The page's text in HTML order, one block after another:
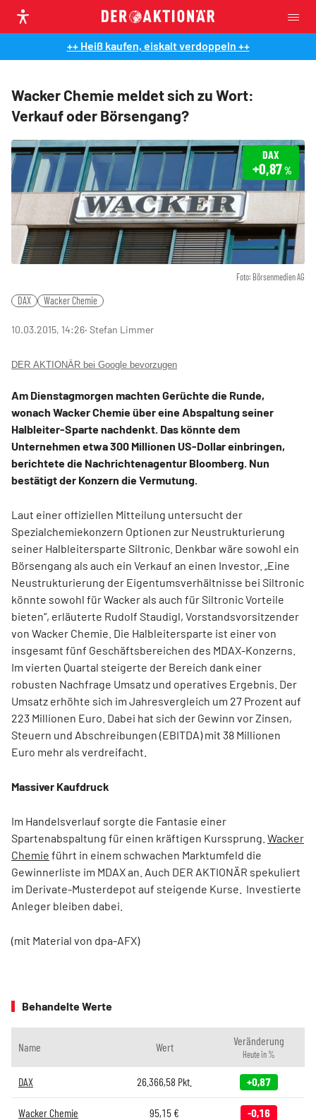
++ Heiß kaufen, eiskalt verdoppeln ++
Wacker Chemie meldet sich zu Wort:
Verkauf oder Börsengang?
Foto: Börsenmedien AG
DAX
+0,87%
DAX Wacker Chemie
10.03.2015, 14:26‧ Stefan Limmer
DER AKTIONÄR bei Google bevorzugen
Am Dienstagmorgen machten Gerüchte die Runde,
wonach Wacker Chemie über eine Abspaltung seiner
Halbleiter-Sparte nachdenkt. Das könnte dem
Unternehmen etwa 300 Millionen US-Dollar einbringen,
berichtete die Nachrichtenagentur Bloomberg. Nun
bestätigt der Konzern die Vermutung.
Laut einer offiziellen Mitteilung untersucht der
Spezialchemiekonzern Optionen zur Neustrukturierung
seiner Halbleitersparte Siltronic. Denkbar wäre sowohl ein
Börsengang als auch ein Verkauf an einen Investor. „Eine
Neustrukturierung der Eigentumsverhältnisse bei Siltronic
könnte sowohl für Wacker als auch für Siltronic Vorteile
bieten“, erläuterte Rudolf Staudigl, Vorstandsvorsitzender
von Wacker Chemie. Die Halbleitersparte ist einer von
insgesamt fünf Geschäftsbereichen des MDAX-Konzerns.
Im vierten Quartal steigerte der Bereich dank einer
robusten Nachfrage Umsatz und operatives Ergebnis. Der
Umsatz erhöhte sich im Jahresvergleich um 27 Prozent auf
223 Millionen Euro. Dabei hat sich der Gewinn vor Zinsen,
Steuern und Abschreibungen (EBITDA) mit 38 Millionen
Euro mehr als verdreifacht.
Massiver Kaufdruck
Im Handelsverlauf sorgte die Fantasie einer
Spartenabspaltung für einen kräftigen Kurssprung. Wacker
Chemie führt in einem schwachen Marktumfeld die
Gewinnerliste im MDAX an. Auch DER AKTIONÄR spekuliert
im Derivate-Musterdepot auf steigende Kurse. Investierte
Anleger bleiben dabei.
(mit Material von dpa-AFX)
Behandelte Werte
Name Wert Veränderung
Heute in %
DAX 26.366,58 Pkt. +0,87
Wacker Chemie 95,15 € -0,16